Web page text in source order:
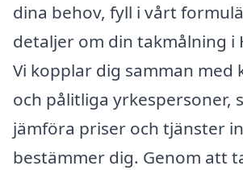
dina behov, fyll i vårt
detaljer om din takmålning i
Vi kopplar dig samman med
och pålitliga yrkespersoner,
jämföra priser och tjänster
bestämmer dig. Genom att